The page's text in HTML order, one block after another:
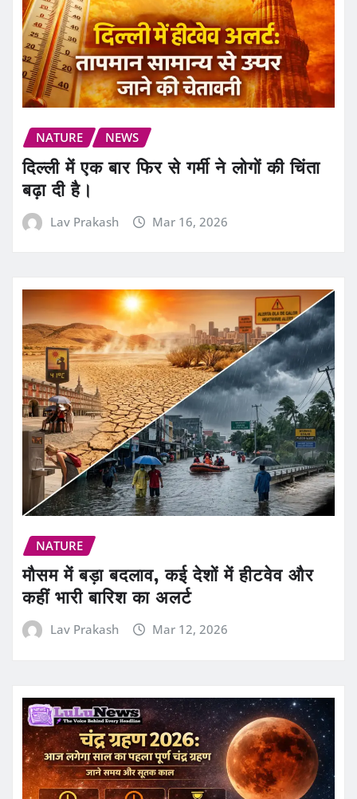
NATURE NEWS
दिल्ली में एक बार फिर से गर्मी ने लोगों की चिंता
बढ़ा दी है।
Lav Prakash Mar 16, 2026
NATURE
मौसम में बड़ा बदलाव, कई देशों में हीटवेव और
कहीं भारी बारिश का अलर्ट
Lav Prakash Mar 12, 2026